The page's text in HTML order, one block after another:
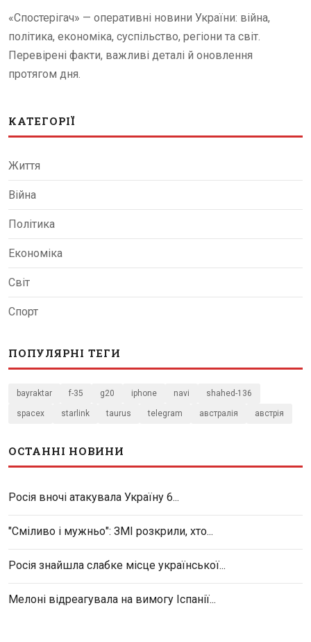
«Спостерігач» — оперативні новини України: війна,
політика, економіка, суспільство, регіони та світ.
Перевірені факти, важливі деталі й оновлення
протягом дня.
КАТЕГОРІЇ
Життя
Війна
Політика
Економіка
Світ
Спорт
ПОПУЛЯРНІ ТЕГИ
bayraktar f-35 g20 iphone navi shahed-136
spacex starlink taurus telegram австралія австрія
ОСТАННІ НОВИНИ
Росія вночі атакувала Україну 6...
"Сміливо і мужньо": ЗМІ розкрили, хто...
Росія знайшла слабке місце української...
Мелоні відреагувала на вимогу Іспанії...